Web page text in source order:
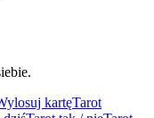
kartęTarot